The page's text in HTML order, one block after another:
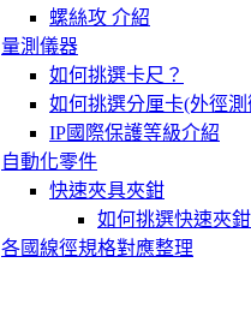
螺絲攻 介紹
量測儀器
如何挑選卡尺？
如何挑選分厘卡(外徑測
IP國際保護等級介紹
自動化零件
快速夾具夾鉗
如何挑選快速夾鉗
各國線徑規格對應整理